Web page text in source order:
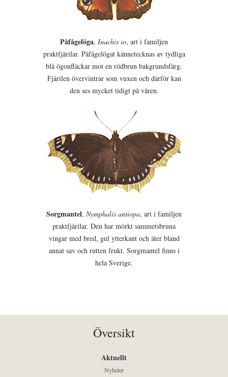
Påfågelöga, Inachis io, art i familjen
praktfjärilar. Påfågelögat kännetecknas av tydliga
blå ögonfläckar mot en rödbrun bakgrundsfärg.
Fjärilen övervintrar som vuxen och därför kan
den ses mycket tidigt på våren.
Sorgmantel, Nymphalis antiopa, art i familjen
praktfjärilar. Den har mörkt sammetsbruna
vingar med bred, gul ytterkant och äter bland
annat sav och rutten frukt. Sorgmantel finns i
hela Sverige.
Översikt
Aktuellt
Nyheter